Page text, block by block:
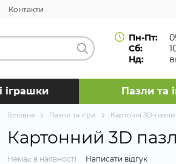
Контакти
Пн-Пт:
Сб:
Нд:
іграшки Пазли та
Головна Пазли та ігри Картонні 3D-пазли
Картонний 3D
Немає в наявності Написати відгук